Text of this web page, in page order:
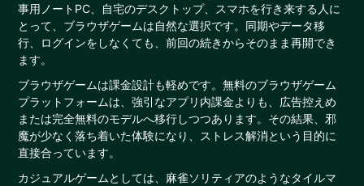
事用ノートPC、自宅のデスクトップ、スマホを行き来する人に
とって、ブラウザゲームは自然な選択です。同期やデータ移
行、ログインをしなくても、前回の続きからそのまま再開でき
ます。
ブラウザゲームは課金設計も軽めです。無料のブラウザゲーム
プラットフォームは、強引なアプリ内課金よりも、広告控えめ
または完全無料のモデルへ移行しつつあります。その結果、邪
魔が少なく落ち着いた体験になり、ストレス解消という目的に
直接合っています。
カジュアルゲームとしては、麻雀ソリティアのようなタイルマ